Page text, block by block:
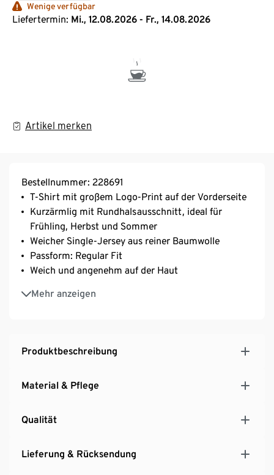
Wenige verfügbar
Liefertermin: Mi., 12.08.2026 - Fr., 14.08.2026
Artikel merken
Bestellnummer: 228691
T-Shirt mit großem Logo-Print auf der Vorderseite
Kurzärmlig mit Rundhalsausschnitt, ideal für
Frühling, Herbst und Sommer
Weicher Single-Jersey aus reiner Baumwolle
Passform: Regular Fit
Weich und angenehm auf der Haut
Mehr anzeigen
Maximaler Komfort und Bewegungsfreiheit sowie
ideale Passform
Produktbeschreibung
Material & Pflege
Qualität
Lieferung & Rücksendung